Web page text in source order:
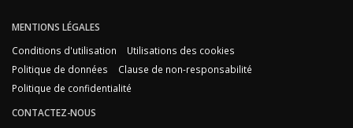
MENTIONS LÉGALES
Conditions d'utilisation
Utilisations des cookies
Politique de données
Clause de non-responsabilité
Politique de confidentialité
CONTACTEZ-NOUS